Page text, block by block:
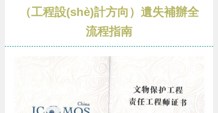
（工程設(shè)計方向）遺失補辦全
流程指南